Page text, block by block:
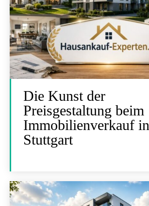
Die Kunst der
Preisgestaltung beim
Immobilienverkauf in
Stuttgart